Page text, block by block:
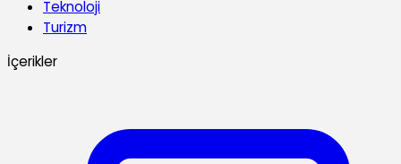
Teknoloji
Turizm
İçerikler